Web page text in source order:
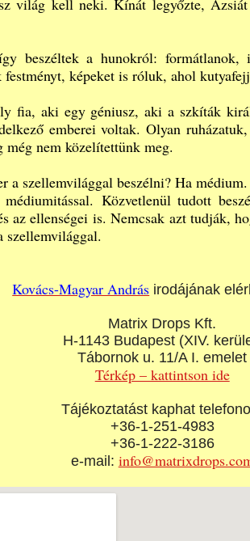
világ kell neki. Kínát legyőzte,
beszéltek a hunokról: formátlanok,
festményt, képeket is róluk, ahol
fia, aki egy géniusz, aki a szkíták
emberei voltak. Olyan
nem közelítettünk meg.
a szellemvilággal beszélni? Ha médium.
Közvetlenül tudott
az ellenségei is. Nemcsak azt tudják,
Kovács-Magyar András irodájának
Matrix Drops Kft.
H-1143 Budapest (XIV.
Tábornok u. 11/A I. emelet
Térkép – kattintson ide
Tájékoztatást kaphat
+36-1-251-4983
+36-1-222-3186
e-mail: